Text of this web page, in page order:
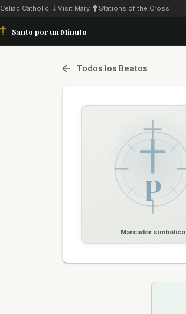
Celiac Catholic Visit Mary Stations of the Cross
Santo por un Minuto
Todos los Beatos
P
Marcador simbólico